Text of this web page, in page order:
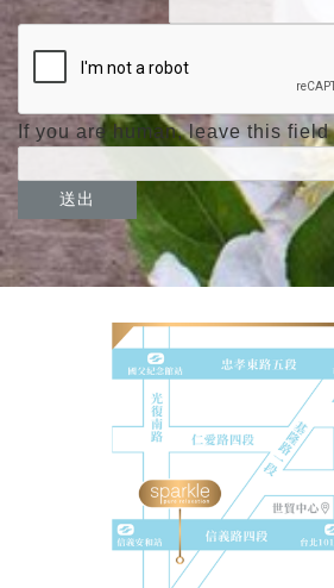
If you are human, leave this field
送出